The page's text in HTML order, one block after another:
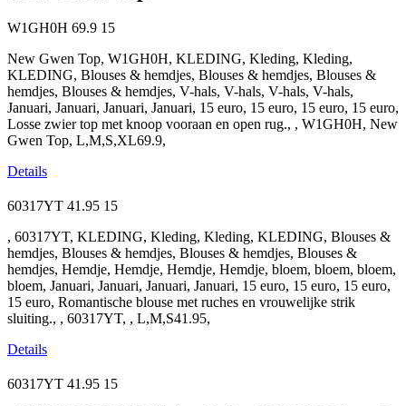
W1GH0H 69.9 15
New Gwen Top, W1GH0H, KLEDING, Kleding, Kleding,
KLEDING, Blouses & hemdjes, Blouses & hemdjes, Blouses &
hemdjes, Blouses & hemdjes, V-hals, V-hals, V-hals, V-hals,
Januari, Januari, Januari, Januari, 15 euro, 15 euro, 15 euro, 15 euro,
Losse zwier top met knoop vooraan en open rug., , W1GH0H, New
Gwen Top, L,M,S,XL69.9,
Details
60317YT 41.95 15
, 60317YT, KLEDING, Kleding, Kleding, KLEDING, Blouses &
hemdjes, Blouses & hemdjes, Blouses & hemdjes, Blouses &
hemdjes, Hemdje, Hemdje, Hemdje, Hemdje, bloem, bloem, bloem,
bloem, Januari, Januari, Januari, Januari, 15 euro, 15 euro, 15 euro,
15 euro, Romantische blouse met ruches en vrouwelijke strik
sluiting., , 60317YT, , L,M,S41.95,
Details
60317YT 41.95 15